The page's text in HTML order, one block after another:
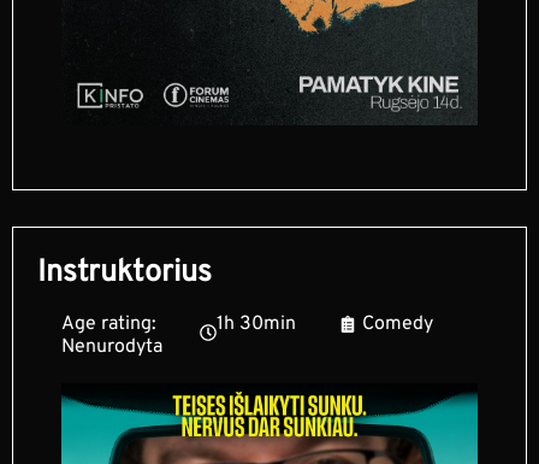
Instruktorius
Age rating:
Nenurodyta
1h 30min Comedy